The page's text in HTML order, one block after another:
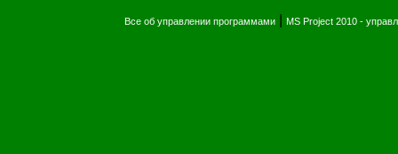
Все об управлении программами MS Project 2010 -